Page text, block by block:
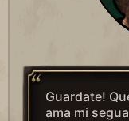
Guardate!
ama mi